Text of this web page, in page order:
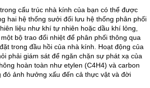
cấu trúc nhà kính của bạn có thể được
hai hệ thống sưởi đối lưu hệ thống phân phối
liệu như khí tự nhiên hoặc dầu khí lỏng,
bộ trao đổi nhiệt để phân phối thông qua
trong đầu hồi của nhà kính. Hoạt động của
phải giám sát để ngăn chặn sự phát xạ của
hoàn toàn như etylen (C4H4) và carbon
đó ảnh hưởng xấu đến cả thực vật và đời